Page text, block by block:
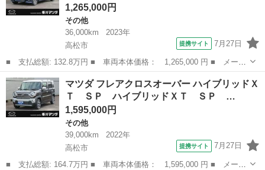
1,265,000円
その他
36,000km
2023年
高松市
提携サイト 7月27日
■ 支払総額: 132.8万円 ■ 車両本体価格： 1,265,000 円 ■ メーカ
ー名： マツダ ■ 車種名： フレア ■ グレード名： ハイブリッ
ドＸＳ ＨＹＢＲＩＤ ＸＳ マイルドハイブリッド オートエアコ
ン ＥＴ...
香川 高松市 その他
マツダ フレアクロスオーバー ハイブリッドＸ
Ｔ ＳＰ ハイブリッドＸＴ ＳＰ …
1,595,000円
その他
39,000km
2022年
高松市
提携サイト 7月27日
■ 支払総額: 164.7万円 ■ 車両本体価格： 1,595,000 円 ■ メーカ